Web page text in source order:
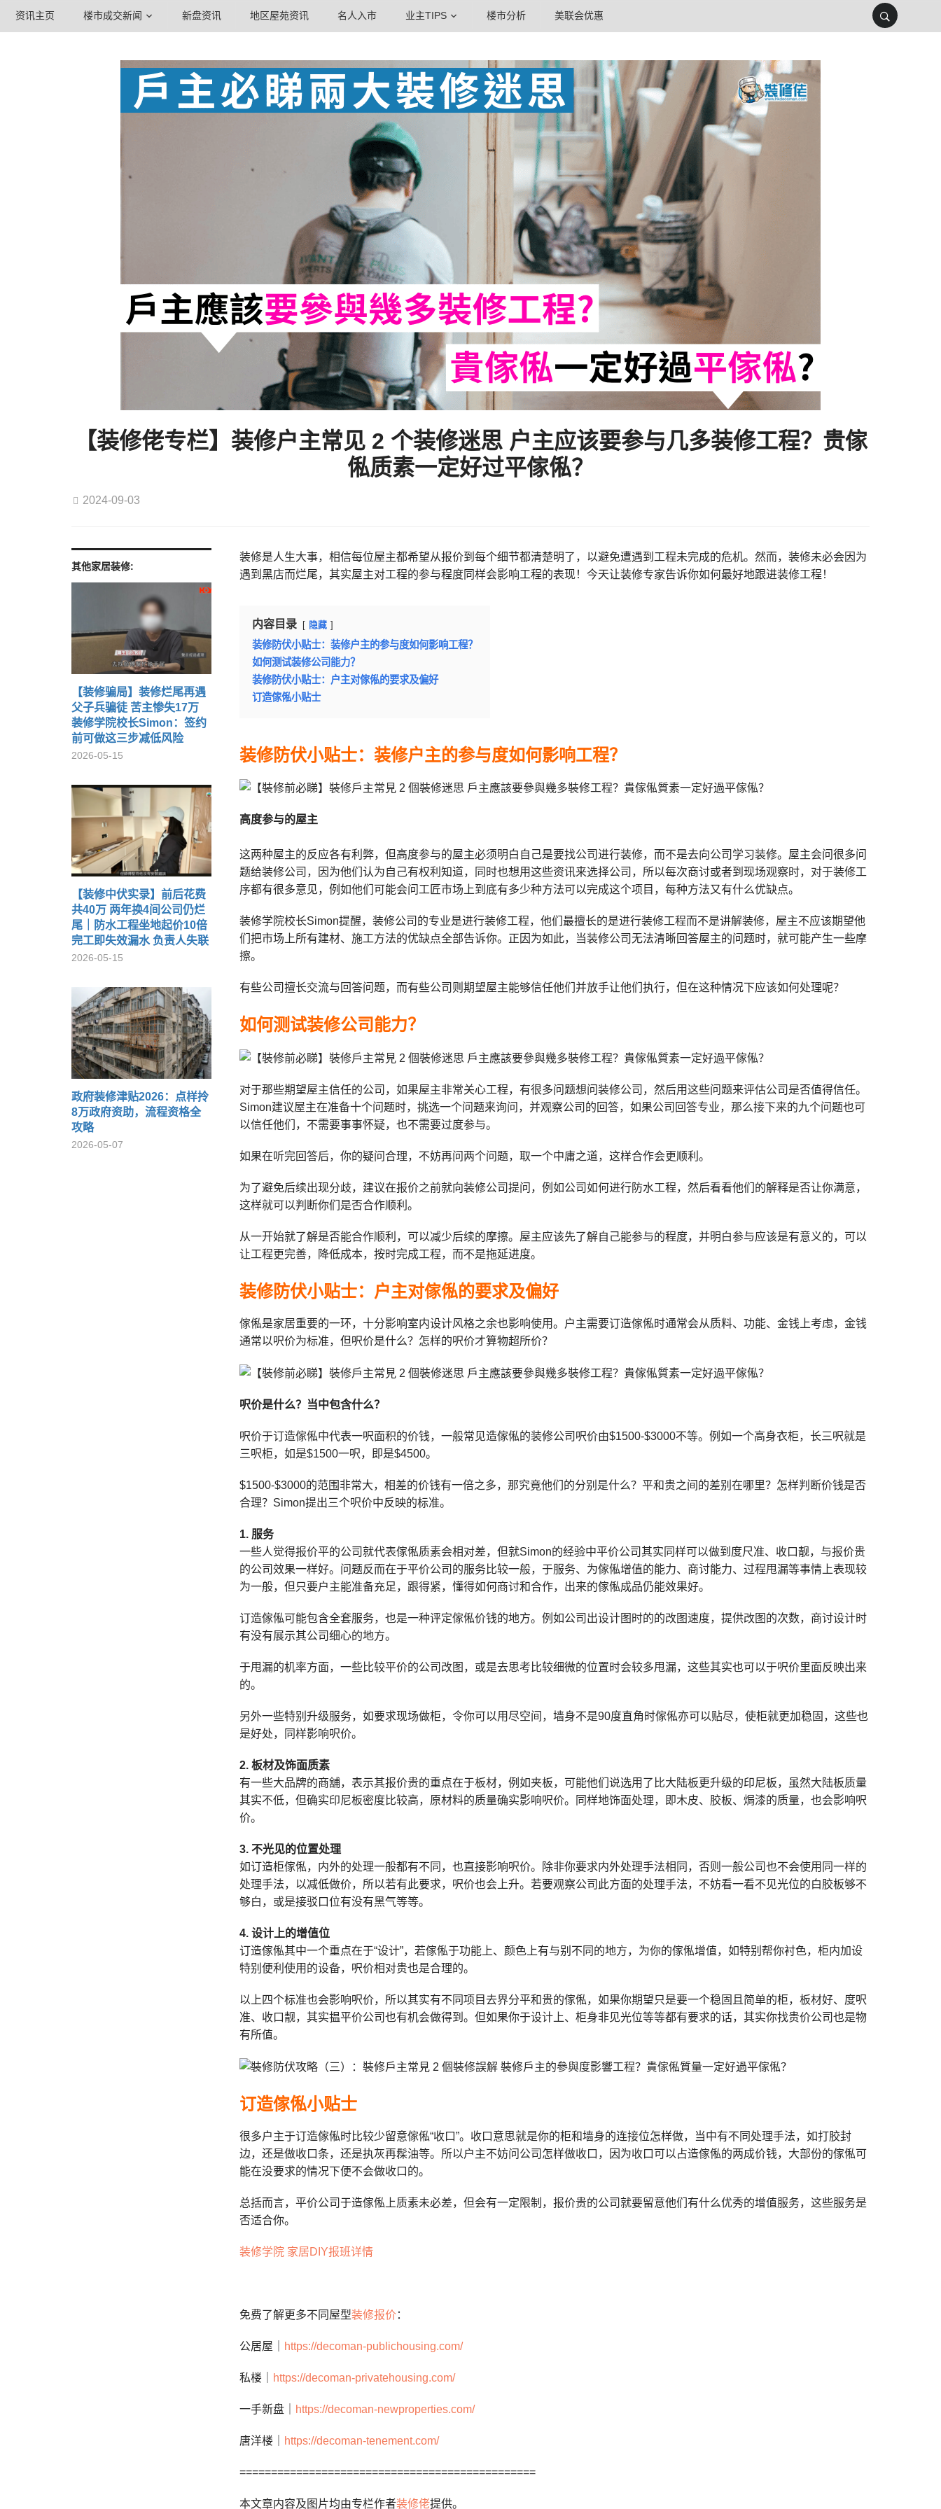
资讯主页 楼市成交新闻 新盘资讯 地区屋苑资讯 名人入市 业主TIPS 楼市分析 美联会优惠
【装修佬专栏】装修户主常见 2 个装修迷思 户主应该要参与几多装修工程？贵傢
俬质素一定好过平傢俬？
2024-09-03
其他家居装修:
【装修骗局】装修烂尾再遇
父子兵骗徒 苦主惨失17万
装修学院校长Simon：签约
前可做这三步减低风险
2026-05-15
【装修中伏实录】前后花费
共40万 两年换4间公司仍烂
尾｜防水工程坐地起价10倍
完工即失效漏水 负责人失联
2026-05-15
政府装修津贴2026：点样拎
8万政府资助，流程资格全
攻略
2026-05-07
装修是人生大事，相信每位屋主都希望从报价到每个细节都清楚明了，以避免遭遇到工程未完成的危机。然而，装修未必会因为
遇到黑店而烂尾，其实屋主对工程的参与程度同样会影响工程的表现！今天让装修专家告诉你如何最好地跟进装修工程！
内容目录 隐藏
装修防伏小贴士：装修户主的参与度如何影响工程？
如何测试装修公司能力？
装修防伏小贴士：户主对傢俬的要求及偏好
订造傢俬小贴士
装修防伏小贴士：装修户主的参与度如何影响工程？
高度参与的屋主
这两种屋主的反应各有利弊，但高度参与的屋主必须明白自己是要找公司进行装修，而不是去向公司学习装修。屋主会问很多问
题给装修公司，因为他们认为自己有权利知道，同时也想用这些资讯来选择公司，所以每次商讨或者到现场观察时，对于装修工
序都有很多意见，例如他们可能会问工匠市场上到底有多少种方法可以完成这个项目，每种方法又有什么优缺点。
装修学院校长Simon提醒，装修公司的专业是进行装修工程，他们最擅长的是进行装修工程而不是讲解装修，屋主不应该期望他
们把市场上所有建材、施工方法的优缺点全部告诉你。正因为如此，当装修公司无法清晰回答屋主的问题时，就可能产生一些摩
擦。
有些公司擅长交流与回答问题，而有些公司则期望屋主能够信任他们并放手让他们执行，但在这种情况下应该如何处理呢？
如何测试装修公司能力？
对于那些期望屋主信任的公司，如果屋主非常关心工程，有很多问题想问装修公司，然后用这些问题来评估公司是否值得信任。
Simon建议屋主在准备十个问题时，挑选一个问题来询问，并观察公司的回答，如果公司回答专业，那么接下来的九个问题也可
以信任他们，不需要事事怀疑，也不需要过度参与。
如果在听完回答后，你的疑问合理，不妨再问两个问题，取一个中庸之道，这样合作会更顺利。
为了避免后续出现分歧，建议在报价之前就向装修公司提问，例如公司如何进行防水工程，然后看看他们的解释是否让你满意，
这样就可以判断你们是否合作顺利。
从一开始就了解是否能合作顺利，可以减少后续的摩擦。屋主应该先了解自己能参与的程度，并明白参与应该是有意义的，可以
让工程更完善，降低成本，按时完成工程，而不是拖延进度。
装修防伏小贴士：户主对傢俬的要求及偏好
傢俬是家居重要的一环，十分影响室内设计风格之余也影响使用。户主需要订造傢俬时通常会从质料、功能、金钱上考虑，金钱
通常以呎价为标准，但呎价是什么？怎样的呎价才算物超所价？
呎价是什么？当中包含什么？
呎价于订造傢俬中代表一呎面积的价钱，一般常见造傢俬的装修公司呎价由$1500-$3000不等。例如一个高身衣柜，长三呎就是
三呎柜，如是$1500一呎，即是$4500。
$1500-$3000的范围非常大，相差的价钱有一倍之多，那究竟他们的分别是什么？平和贵之间的差别在哪里？怎样判断价钱是否
合理？Simon提出三个呎价中反映的标准。
1. 服务
一些人觉得报价平的公司就代表傢俬质素会相对差，但就Simon的经验中平价公司其实同样可以做到度尺准、收口靓，与报价贵
的公司效果一样好。问题反而在于平价公司的服务比较一般，于服务、为傢俬增值的能力、商讨能力、过程甩漏等事情上表现较
为一般，但只要户主能准备充足，跟得紧，懂得如何商讨和合作，出来的傢俬成品仍能效果好。
订造傢俬可能包含全套服务，也是一种评定傢俬价钱的地方。例如公司出设计图时的的改图速度，提供改图的次数，商讨设计时
有没有展示其公司细心的地方。
于甩漏的机率方面，一些比较平价的公司改图，或是去思考比较细微的位置时会较多甩漏，这些其实也可以于呎价里面反映出来
的。
另外一些特别升级服务，如要求现场做柜，令你可以用尽空间，墙身不是90度直角时傢俬亦可以贴尽，使柜就更加稳固，这些也
是好处，同样影响呎价。
2. 板材及饰面质素
有一些大品牌的商舖，表示其报价贵的重点在于板材，例如夹板，可能他们说选用了比大陆板更升级的印尼板，虽然大陆板质量
其实不低，但确实印尼板密度比较高，原材料的质量确实影响呎价。同样地饰面处理，即木皮、胶板、焗漆的质量，也会影响呎
价。
3. 不光见的位置处理
如订造柜傢俬，内外的处理一般都有不同，也直接影响呎价。除非你要求内外处理手法相同，否则一般公司也不会使用同一样的
处理手法，以减低做价，所以若有此要求，呎价也会上升。若要观察公司此方面的处理手法，不妨看一看不见光位的白胶板够不
够白，或是接驳口位有没有黑气等等。
4. 设计上的增值位
订造傢俬其中一个重点在于“设计”，若傢俬于功能上、颜色上有与别不同的地方，为你的傢俬增值，如特别帮你衬色，柜内加设
特别便利使用的设备，呎价相对贵也是合理的。
以上四个标准也会影响呎价，所以其实有不同项目去界分平和贵的傢俬，如果你期望只是要一个稳固且简单的柜，板材好、度呎
准、收口靓，其实揾平价公司也有机会做得到。但如果你于设计上、柜身非见光位等等都有要求的话，其实你找贵价公司也是物
有所值。
订造傢俬小贴士
很多户主于订造傢俬时比较少留意傢俬“收口”。收口意思就是你的柜和墙身的连接位怎样做，当中有不同处理手法，如打胶封
边，还是做收口条，还是执灰再髹油等。所以户主不妨问公司怎样做收口，因为收口可以占造傢俬的两成价钱，大部份的傢俬可
能在没要求的情况下便不会做收口的。
总括而言，平价公司于造傢俬上质素未必差，但会有一定限制，报价贵的公司就要留意他们有什么优秀的增值服务，这些服务是
否适合你。
装修学院 家居DIY报班详情
免费了解更多不同屋型装修报价：
公居屋｜ https://decoman-publichousing.com/
私楼｜ https://decoman-privatehousing.com/
一手新盘｜ https://decoman-newproperties.com/
唐洋楼｜ https://decoman-tenement.com/
===============================================
本文章内容及图片均由专栏作者装修佬提供。